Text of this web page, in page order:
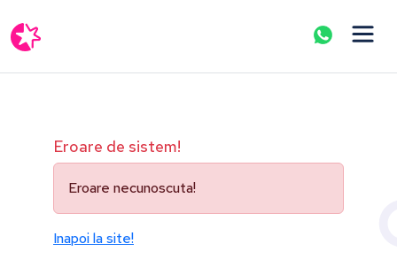
Eroare de sistem!
Eroare necunoscuta!
Inapoi la site!